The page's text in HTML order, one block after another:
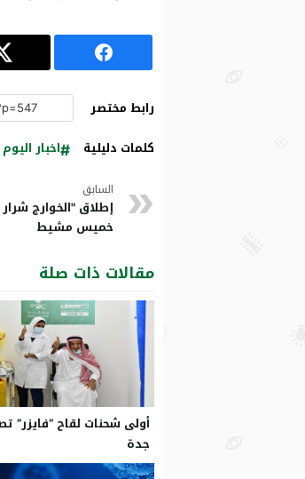
رابط مختصر
كلمات دليلية
اخبار اليوم
السابق
إطلاق "الخوارج
خميس مشيط
مقالات ذات صلة
أولى شحنات لقاح “فايزر”
جدة